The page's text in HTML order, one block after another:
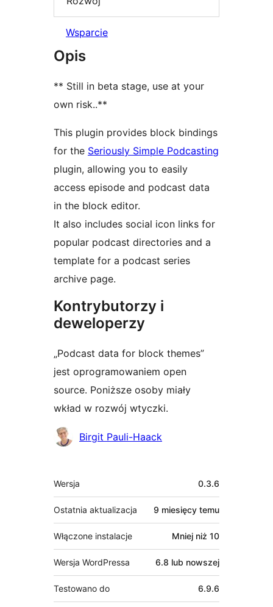
Wsparcie
Opis
** Still in beta stage, use at your
own risk..**
This plugin provides block bindings
for the Seriously Simple Podcasting
plugin, allowing you to easily
access episode and podcast data
in the block editor.
It also includes social icon links for
popular podcast directories and a
template for a podcast series
archive page.
Kontrybutorzy i
deweloperzy
„Podcast data for block themes”
jest oprogramowaniem open
source. Poniższe osoby miały
wkład w rozwój wtyczki.
Zaangażowani
Birgit Pauli-Haack
Meta
Wersja 0.3.6
Ostatnia aktualizacja 9 miesięcy temu
Włączone instalacje Mniej niż 10
Wersja WordPressa 6.8 lub nowszej
Testowano do 6.9.6